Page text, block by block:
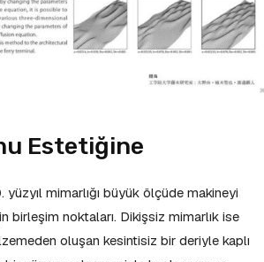
Estetiğine
mimarlığı büyük ölçüde makineyi
birleşim noktaları. Dikişsiz mimarlık ise
oluşan kesintisiz bir deriyle kaplı